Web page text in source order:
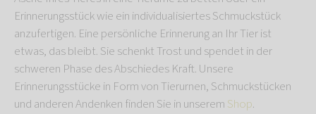
Erinnerungsstück wie ein individualisiertes Schmuckstück
anzufertigen. Eine persönliche Erinnerung an Ihr Tier ist
etwas, das bleibt. Sie schenkt Trost und spendet in der
schweren Phase des Abschiedes Kraft. Unsere
Erinnerungsstücke in Form von Tierurnen, Schmuckstücken
und anderen Andenken finden Sie in unserem Shop.